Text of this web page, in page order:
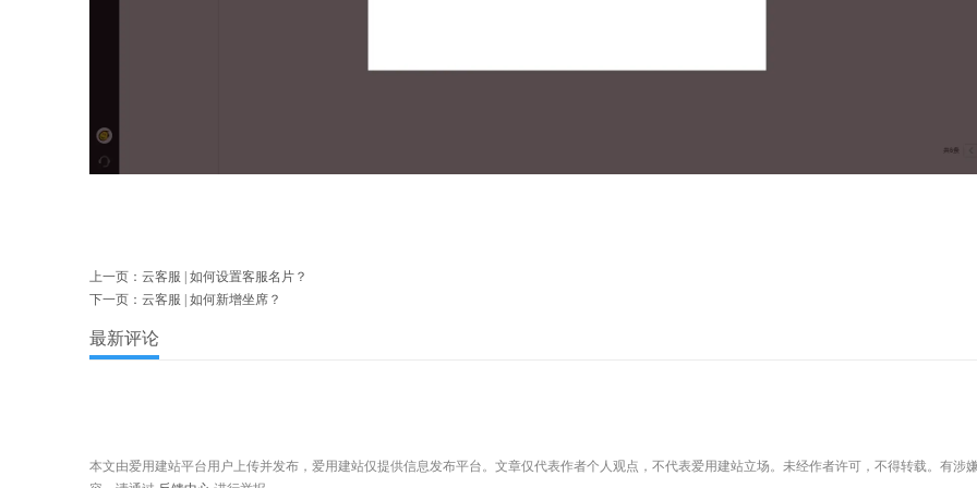
上一页： 云客服 | 如何设置客服名片？
下一页： 云客服 | 如何新增坐席？
最新评论
本文由爱用建站平台用户上传并发布，爱用建站仅提供信息发布平台。文章仅代表作者个人观点，不代表爱用建站立场。未经作者许可，不得转载。有涉